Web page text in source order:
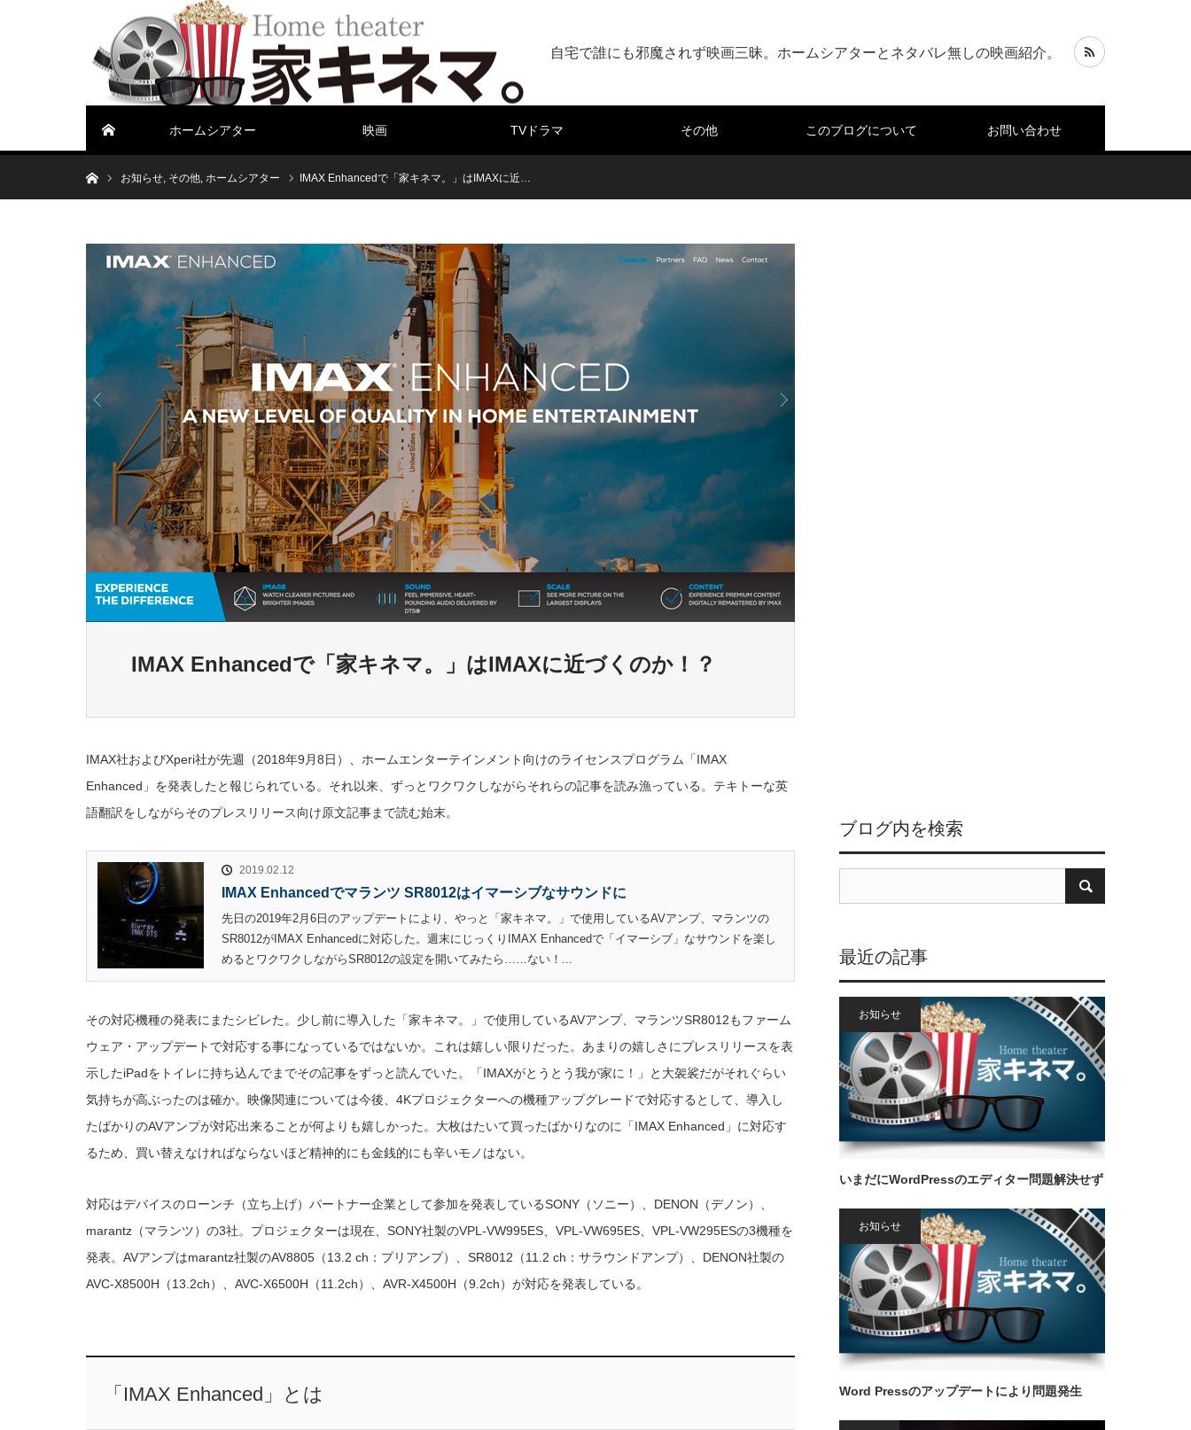
自宅で誰にも邪魔されず映画三昧。ホームシアターとネタバレ無しの映画紹介。
ホームシアター 映画 TVドラマ その他 このブログについて お問い合わせ
ホームお知らせ, その他, ホームシアター IMAX Enhancedで「家キネマ。」はIMAXに近…
IMAX Enhancedで「家キネマ。」はIMAXに近づくのか！？
IMAX社およびXperi社が先週（2018年9月8日）、ホームエンターテインメント向けのライセンスプログラム「IMAX
Enhanced」を発表したと報じられている。それ以来、ずっとワクワクしながらそれらの記事を読み漁っている。テキトーな英
語翻訳をしながらそのプレスリリース向け原文記事まで読む始末。
2019.02.12
IMAX Enhancedでマランツ SR8012はイマーシブなサウンドに
先日の2019年2月6日のアップデートにより、やっと「家キネマ。」で使用しているAVアンプ、マランツの
SR8012がIMAX Enhancedに対応した。週末にじっくりIMAX Enhancedで「イマーシブ」なサウンドを楽し
めるとワクワクしながらSR8012の設定を開いてみたら……ない！...
その対応機種の発表にまたシビレた。少し前に導入した「家キネマ。」で使用しているAVアンプ、マランツSR8012もファーム
ウェア・アップデートで対応する事になっているではないか。これは嬉しい限りだった。あまりの嬉しさにプレスリリースを表
示したiPadをトイレに持ち込んでまでその記事をずっと読んでいた。「IMAXがとうとう我が家に！」と大袈裟だがそれぐらい
気持ちが高ぶったのは確か。映像関連については今後、4Kプロジェクターへの機種アップグレードで対応するとして、導入し
たばかりのAVアンプが対応出来ることが何よりも嬉しかった。大枚はたいて買ったばかりなのに「IMAX Enhanced」に対応す
るため、買い替えなければならないほど精神的にも金銭的にも辛いモノはない。
対応はデバイスのローンチ（立ち上げ）パートナー企業として参加を発表しているSONY（ソニー）、DENON（デノン）、
marantz（マランツ）の3社。プロジェクターは現在、SONY社製のVPL-VW995ES、VPL-VW695ES、VPL-VW295ESの3機種を
発表。AVアンプはmarantz社製のAV8805（13.2 ch：プリアンプ）、SR8012（11.2 ch：サラウンドアンプ）、DENON社製の
AVC-X8500H（13.2ch）、AVC-X6500H（11.2ch）、AVR-X4500H（9.2ch）が対応を発表している。
「IMAX Enhanced」とは
ブログ内を検索
最近の記事
お知らせ
いまだにWordPressのエディター問題解決せず
お知らせ
Word Pressのアップデートにより問題発生